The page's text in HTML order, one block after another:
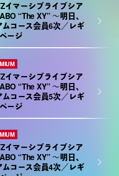
イマーシブライブシア
“The XY” ～明日、
コース会員6次／レギ
ージ
イマーシブライブシア
“The XY” ～明日、
コース会員5次／レギ
ージ
イマーシブライブシア
“The XY” ～明日、
コース会員4次／レギ